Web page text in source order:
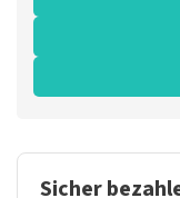
Sicher